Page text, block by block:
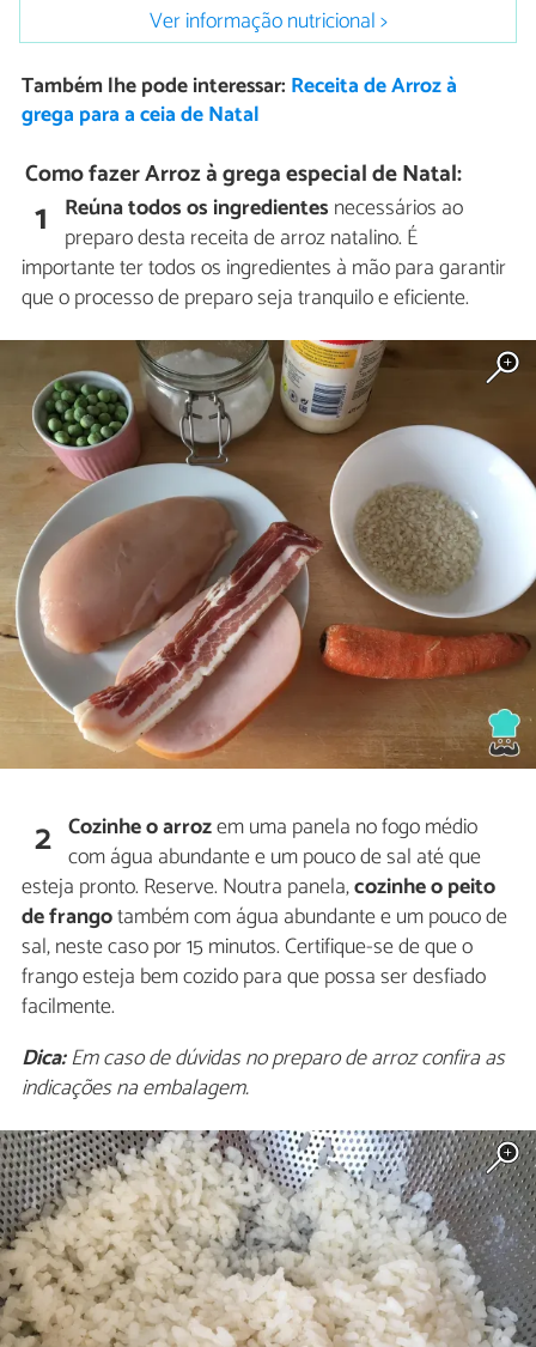
Ver informação nutricional >
Também lhe pode interessar: Receita de Arroz à
grega para a ceia de Natal
Como fazer Arroz à grega especial de Natal:
1 Reúna todos os ingredientes necessários ao
preparo desta receita de arroz natalino. É
importante ter todos os ingredientes à mão para garantir
que o processo de preparo seja tranquilo e eficiente.
2 Cozinhe o arrozem uma panela no fogo médio
com água abundante e um pouco de sal até que
esteja pronto. Reserve. Noutra panela,cozinhe o peito
de frangotambém com água abundante e um pouco de
sal, neste caso por 15 minutos. Certifique-se de que o
frango esteja bem cozido para que possa ser desfiado
facilmente.
Dica:Em caso de dúvidas no preparo de arroz confira as
indicações na embalagem.